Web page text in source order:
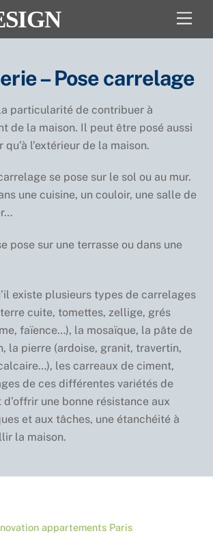
– Pose carrelage
particularité de contribuer à
de la maison. Il peut être posé aussi
qu’à l’extérieur de la maison.
se pose sur le sol ou au mur.
une cuisine, un couloir, une salle de
pose sur une terrasse ou dans une
existe plusieurs types de carrelages
cuite, tomettes, zellige, grés
faïence…), la mosaïque, la pâte de
la pierre (ardoise, granit, travertin,
les carreaux de ciment,
de ces différentes variétés de
une bonne résistance aux
et aux tâches, une étanchéité à
la maison.
appartements Paris